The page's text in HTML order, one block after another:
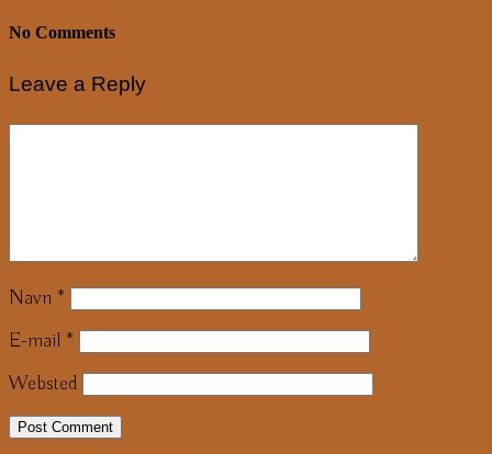
No Comments
Leave a Reply
Navn *
E-mail *
Websted